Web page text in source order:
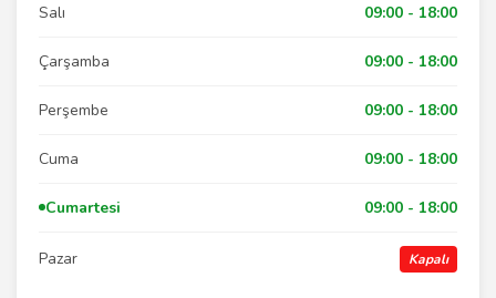
Salı 09:00 - 18:00
Çarşamba 09:00 - 18:00
Perşembe 09:00 - 18:00
Cuma 09:00 - 18:00
Cumartesi 09:00 - 18:00
Pazar Kapalı